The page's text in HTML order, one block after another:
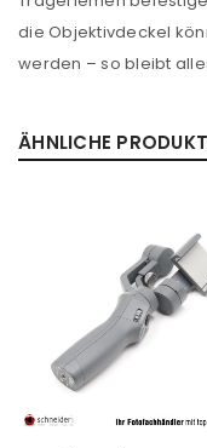
PASSWORT
REGISTRIEREN
Ein Link zum
deine E-Mail-
NEWSLETTER
die Objektivdeckel
werden – so bleibt
ÄHNLICHE